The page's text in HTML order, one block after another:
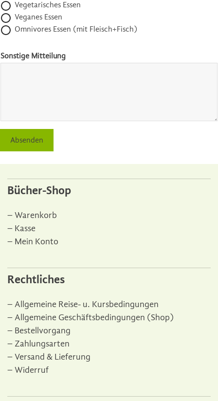
Vegetarisches Essen
Veganes Essen
Omnivores Essen (mit Fleisch+Fisch)
Sonstige Mitteilung
Absenden
Bücher-Shop
Warenkorb
Kasse
Mein Konto
Rechtliches
Allgemeine Reise- u. Kursbedingungen
Allgemeine Geschäftsbedingungen (Shop)
Bestellvorgang
Zahlungsarten
Versand & Lieferung
Widerruf